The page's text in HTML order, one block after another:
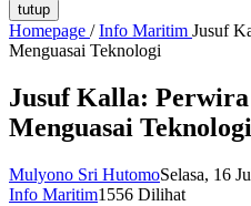
tutup
Homepage / Info Maritim Jusuf
Menguasai Teknologi
Jusuf Kalla:
Menguasai Teknologi
Mulyono Sri HutomoSelasa, 16
Info Maritim1556 Dilihat